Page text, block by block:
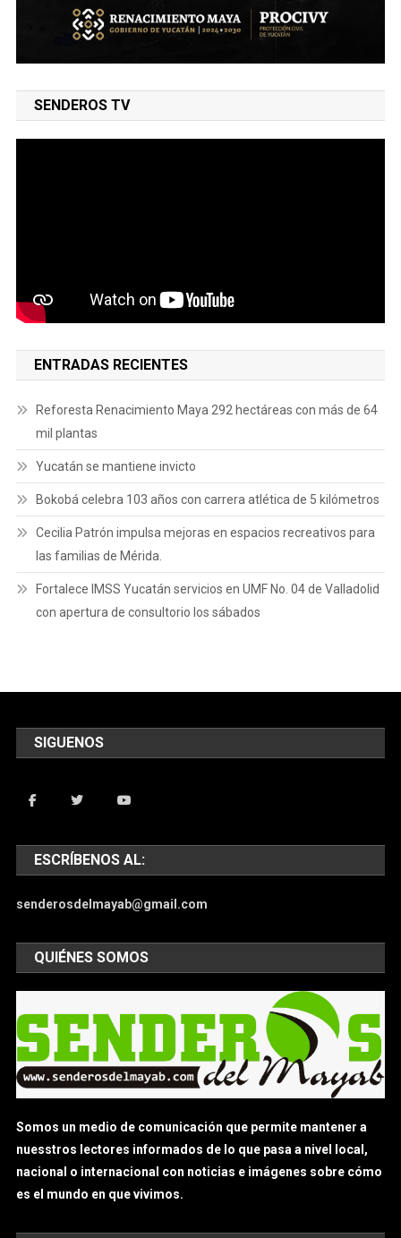
SENDEROS TV
ENTRADAS RECIENTES
Reforesta Renacimiento Maya 292 hectáreas con más de 64
mil plantas
Yucatán se mantiene invicto
Bokobá celebra 103 años con carrera atlética de 5 kilómetros
Cecilia Patrón impulsa mejoras en espacios recreativos para
las familias de Mérida.
Fortalece IMSS Yucatán servicios en UMF No. 04 de Valladolid
con apertura de consultorio los sábados
SIGUENOS
ESCRÍBENOS AL:
senderosdelmayab@gmail.com
QUIÉNES SOMOS
Somos un medio de comunicación que permite mantener a
nuesstros lectores informados de lo que pasa a nivel local,
nacional o internacional con noticias e imágenes sobre cómo
es el mundo en que vivimos.